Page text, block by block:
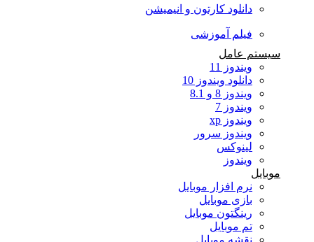
دانلود کارتون و انیمیشن
فیلم آموزشی
سیستم عامل
ویندوز 11
دانلود ویندوز 10
ویندوز 8 و 8.1
ویندوز 7
ویندوز xp
ویندوز سرور
لینوکس
ویندوز
موبایل
نرم افزار موبایل
بازی موبایل
رینگتون موبایل
تم موبایل
نقشه موبایل